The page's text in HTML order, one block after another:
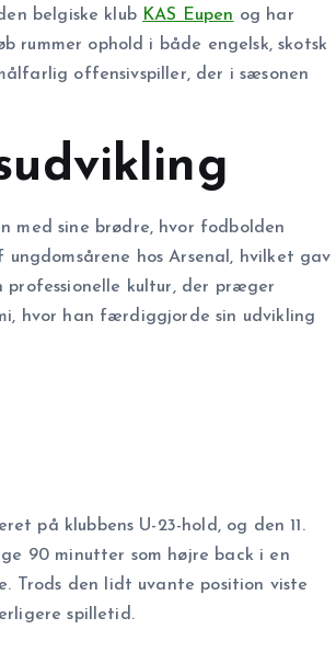
belgiske klub KAS Eupen og har
rummer ophold i både engelsk, skotsk
offensivspiller, der i sæsonen
med sine brødre, hvor fodbolden
hos Arsenal, hvilket gav
kultur, der præger
hvor han færdiggjorde sin udvikling
på klubbens U-23-hold, og den 11.
90 minutter som højre back i en
Trods den lidt uvante position viste
spilletid.